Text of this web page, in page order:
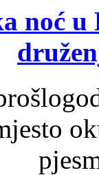
noć